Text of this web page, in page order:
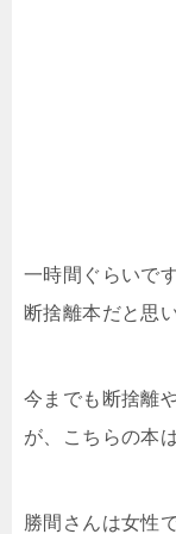
一時間ぐらいで
断捨離本だと思
今までも断捨離
が、こちらの本
勝間さんは女性